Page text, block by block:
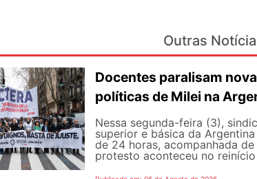
Outras
Docentes paralisam
políticas de Milei na
Nessa segunda-feira (3),
superior e básica da
de 24 horas, acompanhada
protesto aconteceu no reinício